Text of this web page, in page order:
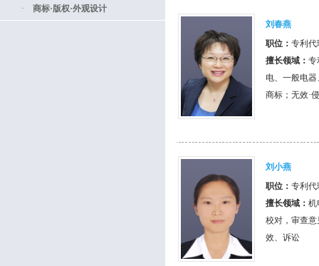
· 商标·版权·外观设计
刘春燕
职位： 专利代
擅长领域： 专
电、一般电
商标；无效·
刘小燕
职位： 专利代
擅长领域： 机
校对，审查
效、诉讼